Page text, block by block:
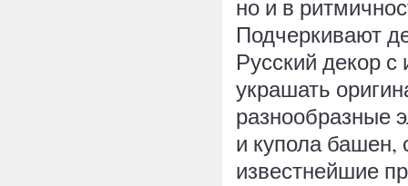
но и в
Подчеркивают
Русский декор
украшать
разнообразные
и купола
известнейшие